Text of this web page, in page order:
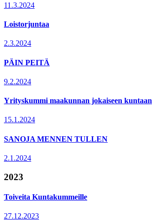
11.3.2024
Loistorjuntaa
2.3.2024
PÄIN PEITÄ
9.2.2024
Yrityskummi maakunnan jokaiseen kuntaan
15.1.2024
SANOJA MENNEN TULLEN
2.1.2024
2023
Toiveita Kuntakummeille
27.12.2023